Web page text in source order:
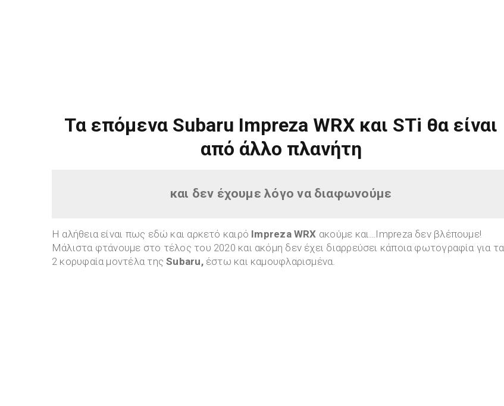
Τα επόμενα Subaru Impreza WRX και STi θα είναι
από άλλο πλανήτη
και δεν έχουμε λόγο να διαφωνούμε
Η αλήθεια είναι πως εδώ και αρκετό καιρό Impreza WRX ακούμε και…Impreza δεν βλέπουμε!
Μάλιστα φτάνουμε στο τέλος του 2020 και ακόμη δεν έχει διαρρεύσει κάποια φωτογραφία για τα
2 κορυφαία μοντέλα τηςSubaru,έστω και καμουφλαρισμένα.